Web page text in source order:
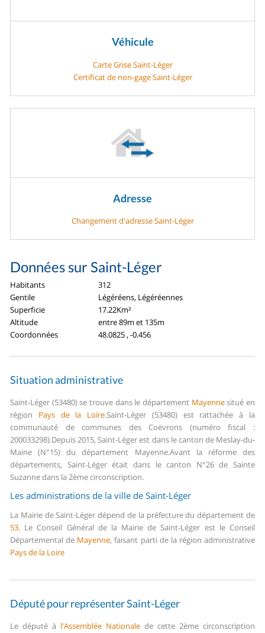
Véhicule
Carte Grise Saint-Léger
Certificat de non-gage Saint-Léger
Adresse
Changement d'adresse Saint-Léger
Données sur Saint-Léger
Habitants
312
Gentile
Légéréens, Légéréennes
Superficie
17.22Km²
Altitude
entre 89m et 135m
Coordonnées
48.0825 , -0.456
Situation administrative
Saint-Léger (53480) se trouve dans le département Mayennesitué en
région Pays de la Loire.Saint-Léger (53480) est rattachée à la
communauté de communes des Coëvrons (numéro fiscal :
200033298).Depuis 2015, Saint-Léger est dans le canton de Meslay-du-
Maine (N°15) du département Mayenne.Avant la réforme des
départements, Saint-Léger était dans le canton N°26 de Sainte
Suzanne dans la 2ème circonscription.
Les administrations de la ville de Saint-Léger
La Mairie de Saint-Léger dépend de la préfecture du département de
53. Le Conseil Général de la Mairie de Saint-Léger est le Conseil
Départemental de Mayenne, faisant parti de la région administrative
Pays de la Loire
Député pour représenter Saint-Léger
Le député à l'Assemblée Nationale de cette 2ème circonscription